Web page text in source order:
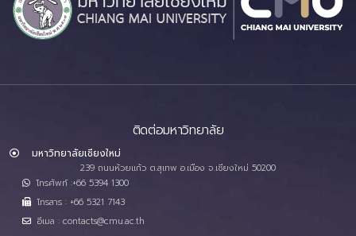
ติดต่อมหาวิทยาลัย
มหาวิทยาลัยเชียงใหม่
239 ถนนห้วยแก้ว ต.สุเทพ อ.เมือง จ.เชียงใหม่ 50200
โทรศัพท์ :+66 5394 1300
โทรสาร : +66 5321 7143
อีเมล : contacts@cmu.ac.th